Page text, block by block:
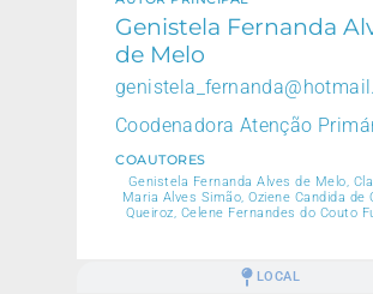
LOCAL
Genistela Fernanda
de Melo
Coodenadora Atenção
COAUTORES
Genistela Fernanda Alves de Melo,
Maria Alves Simão, Oziene Candida de
Queiroz, Celene Fernandes do Couto